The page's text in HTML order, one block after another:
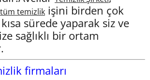
tüm temizlik işini birden çok
sürede yaparak siz ve
sağlıklı bir ortam
firmaları